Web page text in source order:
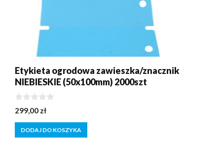
Etykieta ogrodowa zawieszka/znacznik
NIEBIESKIE (50x100mm) 2000szt
0
z
5
299,00 zł
DODAJ DO KOSZYKA